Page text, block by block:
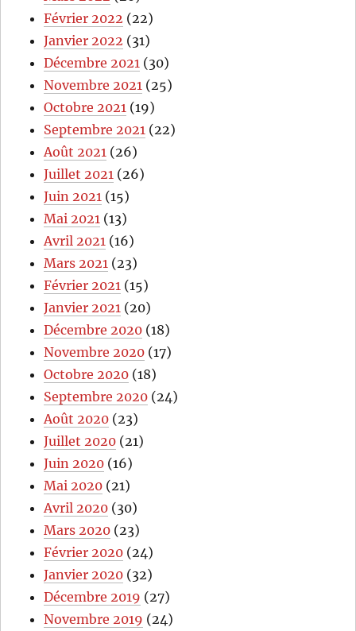
Février 2022 (22)
Janvier 2022 (31)
Décembre 2021 (30)
Novembre 2021 (25)
Octobre 2021 (19)
Septembre 2021 (22)
Août 2021 (26)
Juillet 2021 (26)
Juin 2021 (15)
Mai 2021 (13)
Avril 2021 (16)
Mars 2021 (23)
Février 2021 (15)
Janvier 2021 (20)
Décembre 2020 (18)
Novembre 2020 (17)
Octobre 2020 (18)
Septembre 2020 (24)
Août 2020 (23)
Juillet 2020 (21)
Juin 2020 (16)
Mai 2020 (21)
Avril 2020 (30)
Mars 2020 (23)
Février 2020 (24)
Janvier 2020 (32)
Décembre 2019 (27)
Novembre 2019 (24)